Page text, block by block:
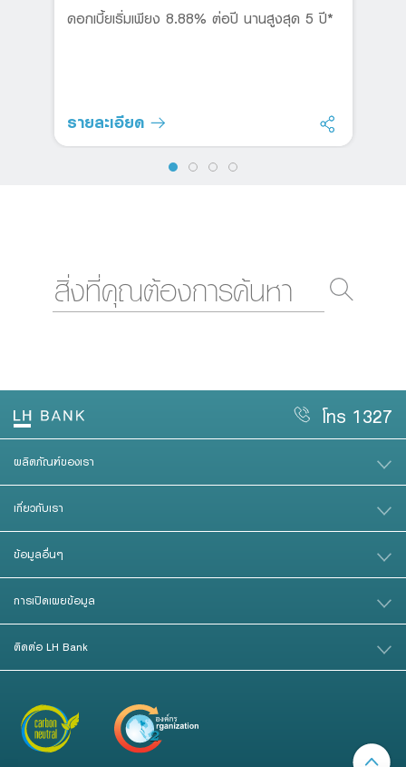
ดอกเบี้ยเริ่มเพียง 8.88% ต่อปี นานสูงสุด 5 ปี*
รายละเอียด
โทร 1327
ผลิตภัณฑ์ของเรา
เกี่ยวกับเรา
ข้อมูลอื่นๆ
การเปิดเผยข้อมูล
ติดต่อ LH Bank